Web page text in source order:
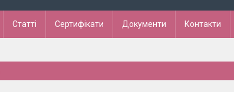
Статті Сертифікати Документи Контакти